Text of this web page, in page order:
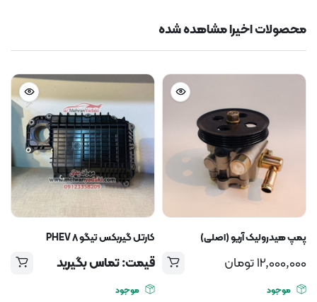
محصولات اخیرا مشاهده شده
پمپ هیدرولیک آریو (اصلی)
12,000,000تومان
موجود
کارتل گیربکس تیگو ۸ PHEV
قیمت: تماس بگیرید
موجود